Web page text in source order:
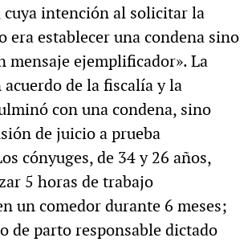
cuya intención al solicitar la
era establecer una condena sino
mensaje ejemplificador». La
acuerdo de la fiscalía y la
con una condena, sino
de juicio a prueba
cónyuges, de 34 y 26 años,
5 horas de trabajo
un comedor durante 6 meses;
de parto responsable dictado